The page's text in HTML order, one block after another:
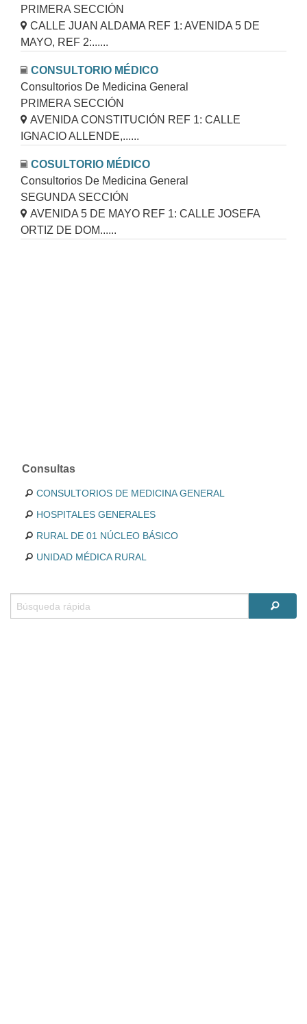
PRIMERA SECCIÓN
CALLE JUAN ALDAMA REF 1: AVENIDA 5 DE
MAYO, REF 2:......
CONSULTORIO MÉDICO
Consultorios De Medicina General
PRIMERA SECCIÓN
AVENIDA CONSTITUCIÓN REF 1: CALLE
IGNACIO ALLENDE,......
COSULTORIO MÉDICO
Consultorios De Medicina General
SEGUNDA SECCIÓN
AVENIDA 5 DE MAYO REF 1: CALLE JOSEFA
ORTIZ DE DOM......
Consultas
CONSULTORIOS DE MEDICINA GENERAL
HOSPITALES GENERALES
RURAL DE 01 NÚCLEO BÁSICO
UNIDAD MÉDICA RURAL